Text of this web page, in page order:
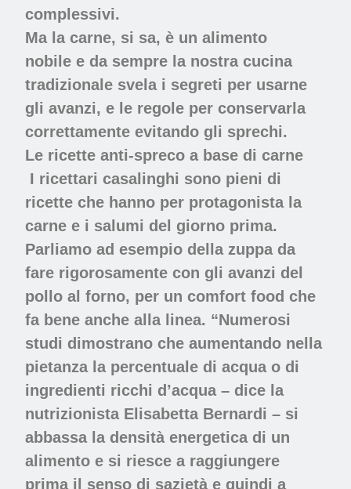
complessivi.
Ma la carne, si sa, è un alimento
nobile e da sempre la nostra cucina
tradizionale svela i segreti per usarne
gli avanzi, e le regole per conservarla
correttamente evitando gli sprechi.
Le ricette anti-spreco a base di carne
I ricettari casalinghi sono pieni di
ricette che hanno per protagonista la
carne e i salumi del giorno prima.
Parliamo ad esempio della zuppa da
fare rigorosamente con gli avanzi del
pollo al forno, per un comfort food che
fa bene anche alla linea. “Numerosi
studi dimostrano che aumentando nella
pietanza la percentuale di acqua o di
ingredienti ricchi d’acqua – dice la
nutrizionista Elisabetta Bernardi – si
abbassa la densità energetica di un
alimento e si riesce a raggiungere
prima il senso di sazietà e quindi a